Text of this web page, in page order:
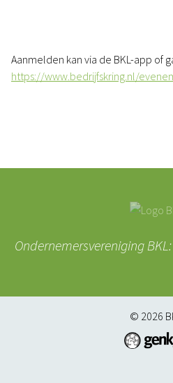
Aanmelden kan via de BKL-app of
https://www.bedrijfskring.nl/
Ondernemersvereniging
© 2026